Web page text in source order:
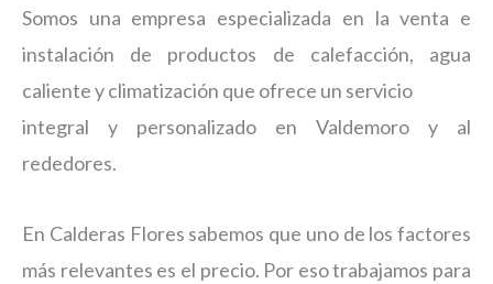
Somos una empresa especializada en la venta e
instalación de productos de calefacción, agua
caliente y climatización que ofrece un servicio
integral y personalizado en Valdemoro y al
rededores.
En Calderas Flores sabemos que uno de los factores
más relevantes es el precio. Por eso trabajamos para